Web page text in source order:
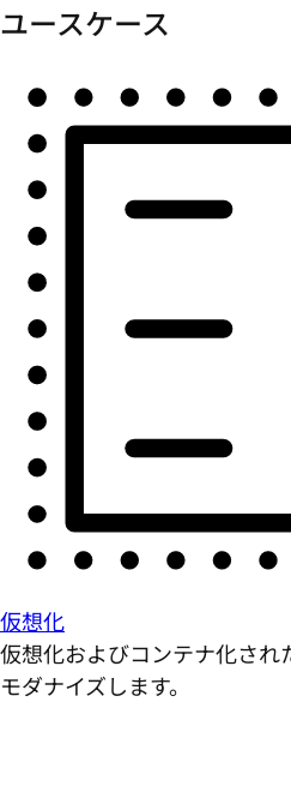
ユースケース
仮想化
仮想化およびコンテナ化され
モダナイズします。